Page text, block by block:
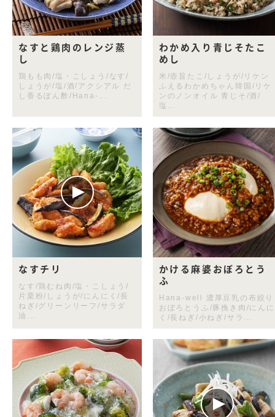
なすと鶏肉のレンジ蒸
し
鶏もも肉/塩・こしょう/なす/
しょうが/塩/酒/アクシアル だ
し香るぽん酢/Hana-...
わかめ入り青じそたこ
めし
米/壺旨たこ/しょうが/リケン
ふえるわかめちゃん韓国/リケ
ンのノンオイル 青じそ/酒/
塩...
なすチリ
なす/鶏むね肉/塩・こしょう/
片栗粉/しょうが/にんにく/長
ねぎ/グリーンリーフ/サラダ
油...
かける麻婆おぼろとう
ふ
Hana-well 濃厚豆乳の布絞り
おぼろとうふ/豚挽き肉/にんに
く/長ねぎ/小ねぎ/サラ...